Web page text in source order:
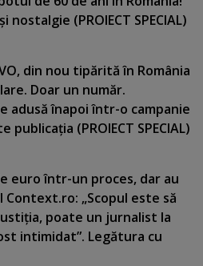
(PROIECT SPECIAL)
din nou tipărită în România
Doar un număr.
adusă înapoi într-o campanie
(PROIECT SPECIAL)
euro într-un proces, dar au
„Scopul este să
poate un jurnalist la
intimidat”. Legătura cu